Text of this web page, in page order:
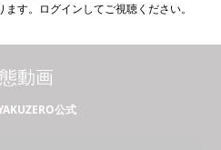
す。ログインしてご視聴ください。
公式
動画